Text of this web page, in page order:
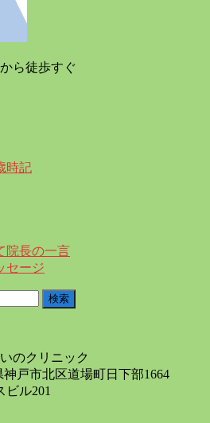
ら徒歩すぐ
時記
院長の一言
セージ
のクリニック
戸市北区道場町日下部1664
ビル201